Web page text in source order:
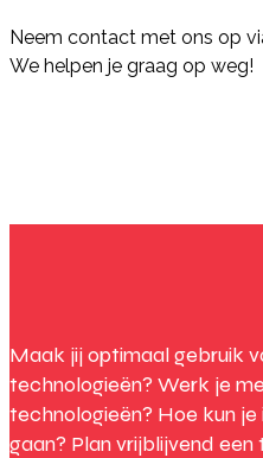
Neem contact met ons op
We helpen je graag op weg!
Maak jij optimaal gebruik
technologieën? Werk je
technologieën? Hoe kun
gaan? Plan vrijblijvend